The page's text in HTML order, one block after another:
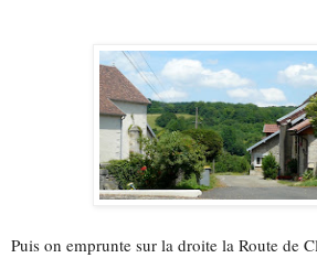
Puis on emprunte sur la droite la Route de